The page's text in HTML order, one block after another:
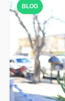
BLOG